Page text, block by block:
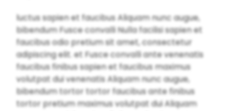
luctus sapien et faucibus Aliquam nunc augue,
bibendum Fusce convalli Nulla facilisi sapien et
faucibus odio pretium sit amet, consectetur
adipiscing elit. et Fusce convalli ante venenatis
faucibus finibus sapien et faucibus maximus
volutpat dui venenatis Aliquam nunc augue,
bibendum tortor tortor faucibus ante finibus
tortor pretium maximus volutpat dui Aliquam